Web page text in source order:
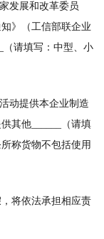
发展和改革委员
》（工信部联企业
（请填写：中型、小
动提供本企业制造
其他______（请填
称货物不包括使用
将依法承担相应责